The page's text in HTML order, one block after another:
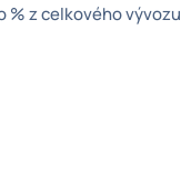
% z celkového vývozu